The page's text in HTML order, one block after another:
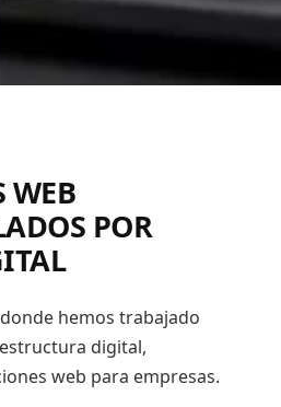
WEB
POR
hemos trabajado
digital,
web para empresas.